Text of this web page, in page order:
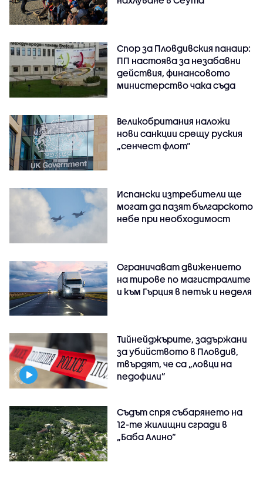
Спор за Пловдивския панаир:
ПП настоява за незабавни
действия, финансовото
министерство чака съда
Великобритания наложи
нови санкции срещу руския
„сенчест флот“
Испански изтребители ще
могат да пазят българското
небе при необходимост
Ограничават движението
на тирове по магистралите
и към Гърция в петък и неделя
Тийнейджърите, задържани
за убийството в Пловдив,
твърдят, че са „ловци на
педофили”
Съдът спря събарянето на
12-те жилищни сгради в
„Баба Алино“